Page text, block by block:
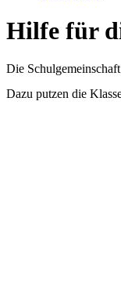
Hilfe für
Die
Dazu putzen die